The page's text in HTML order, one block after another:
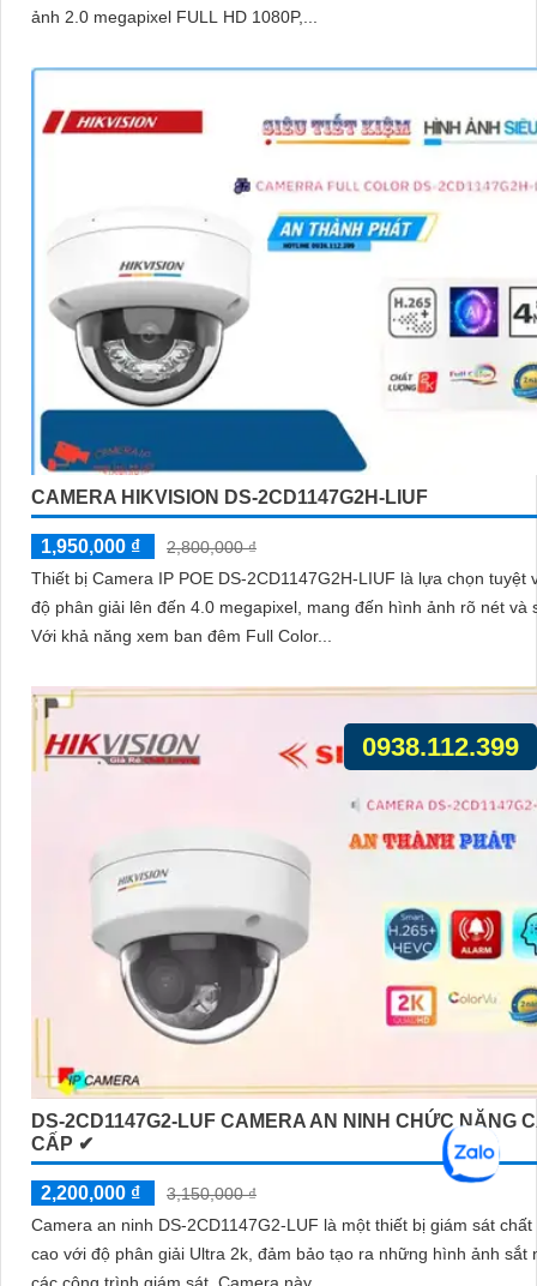
ảnh 2.0 megapixel FULL HD 1080P,...
CAMERA HIKVISION DS-2CD1147G2H-LIUF
1,950,000 ₫
2,800,000 ₫
Thiết bị Camera IP POE DS-2CD1147G2H-LIUF là lựa chọn tuyệt
độ phân giải lên đến 4.0 megapixel, mang đến hình ảnh rõ nét và
Với khả năng xem ban đêm Full Color...
DS-2CD1147G2-LUF CAMERA AN NINH CHỨC NĂNG
CẤP ✔
2,200,000 ₫
3,150,000 ₫
Camera an ninh DS-2CD1147G2-LUF là một thiết bị giám sát
cao với độ phân giải Ultra 2k, đảm bảo tạo ra những hình ảnh sắt
các công trình giám sát. Camera này...
0938.112.399